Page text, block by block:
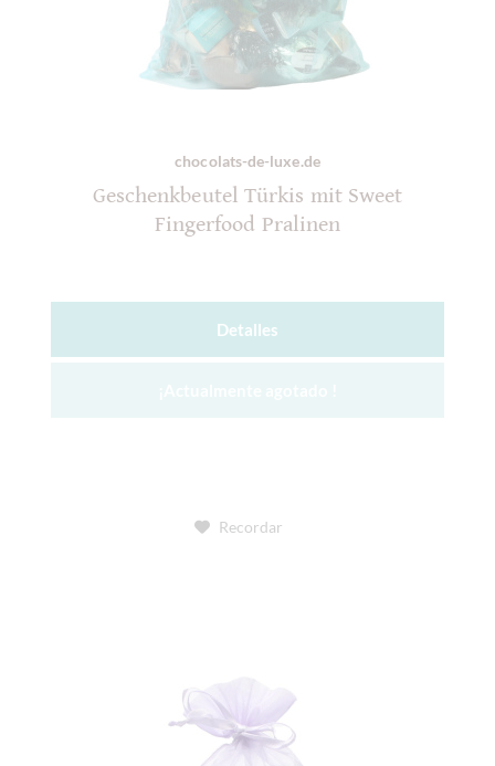
chocolats-de-luxe.de
Geschenkbeutel Türkis mit Sweet
Fingerfood Pralinen
Detalles
Recordar